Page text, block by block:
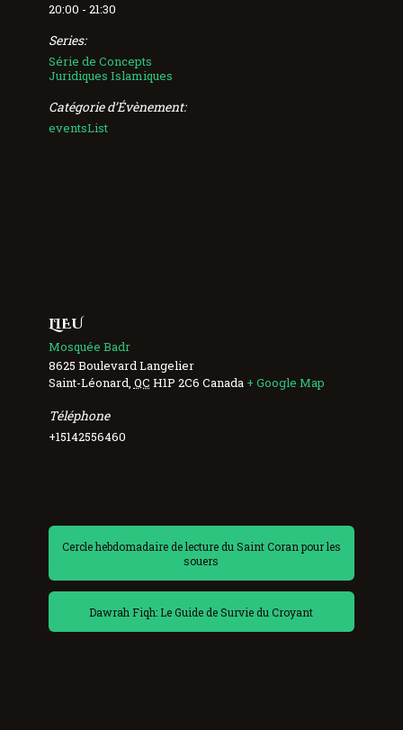
20:00 - 21:30
Series:
Série de Concepts
Juridiques Islamiques
Catégorie d’Évènement:
eventsList
LIEU
Mosquée Badr
8625 Boulevard Langelier
Saint-Léonard, QC H1P 2C6 Canada + Google Map
Téléphone
+15142556460
Cercle hebdomadaire de lecture du Saint Coran pour les
souers
Dawrah Fiqh: Le Guide de Survie du Croyant